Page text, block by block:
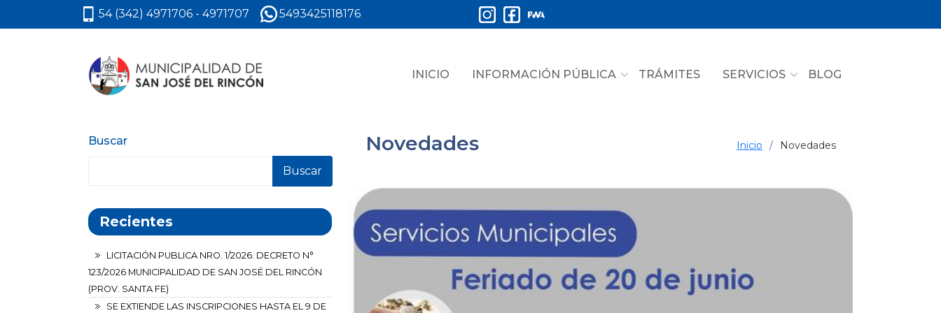
54 (342) 4971706 - 4971707 5493425118176
INICIO INFORMACIÓN PÚBLICA TRÁMITES SERVICIOS BLOG
Buscar
Buscar
Recientes
LICITACIÓN PUBLICA NRO. 1/2026. DECRETO N°
123/2026 MUNICIPALIDAD DE SAN JOSÉ DEL RINCÓN
(PROV. SANTA FE)
SE EXTIENDE LAS INSCRIPCIONES HASTA EL 9 DE
Novedades Inicio Novedades